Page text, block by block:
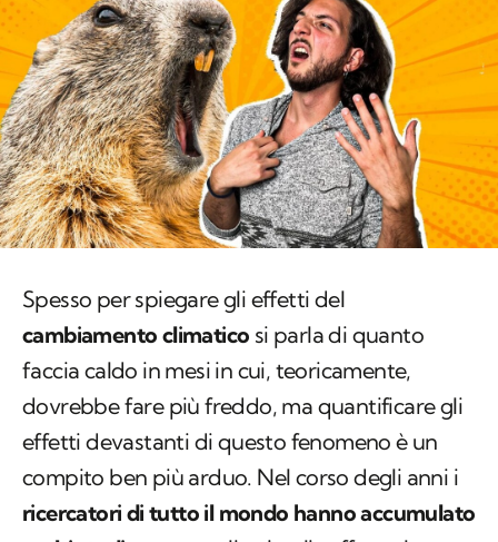
Spesso per spiegare gli effetti del
cambiamento climatico si parla di quanto
faccia caldo in mesi in cui, teoricamente,
dovrebbe fare più freddo, ma quantificare gli
effetti devastanti di questo fenomeno è un
compito ben più arduo. Nel corso degli anni i
ricercatori di tutto il mondo hanno accumulato